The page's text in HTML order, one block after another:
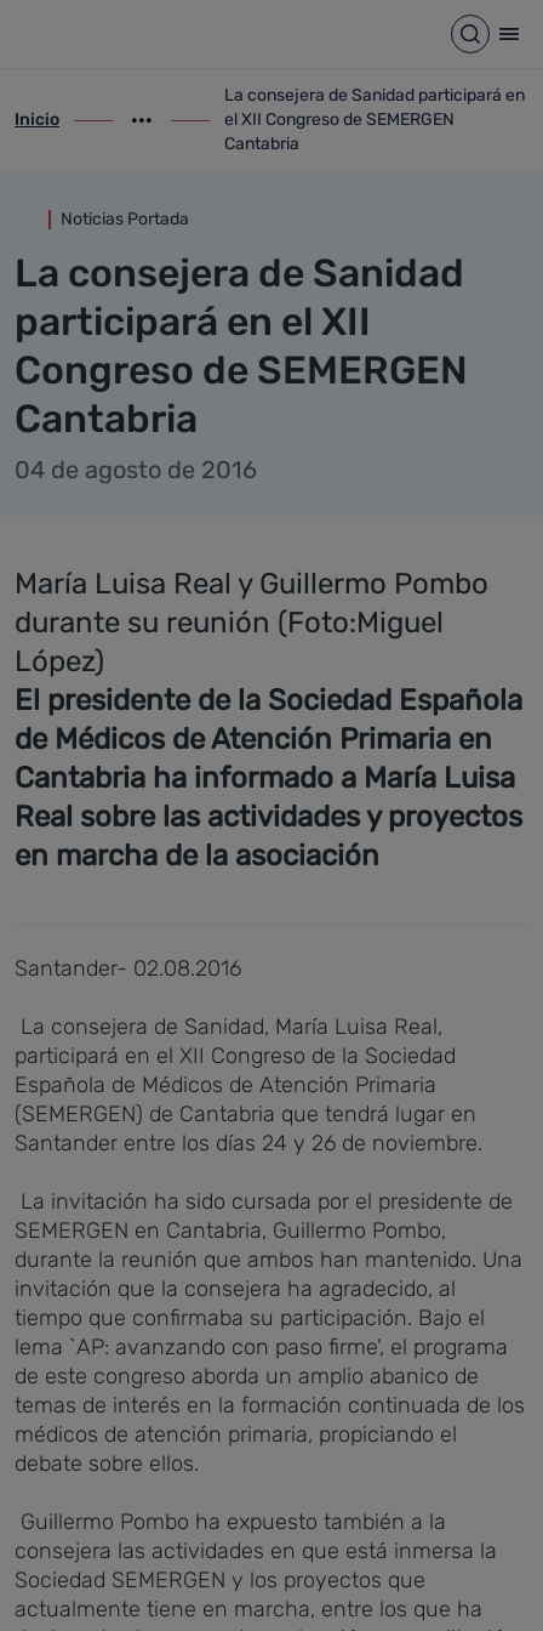
Abrir
ir-a inicio
Inicio
Mostrar opciones del camino de migas
ir-a La consejera de Sanidad participará
La consejera de Sanidad participará en
el XII Congreso de SEMERGEN
Cantabria
Noticias Portada
La consejera de Sanidad
participará en el XII
Congreso de SEMERGEN
Cantabria
04 de agosto de 2016
María Luisa Real y Guillermo Pombo
durante su reunión (Foto:Miguel
López)
El presidente de la Sociedad Española
de Médicos de Atención Primaria en
Cantabria ha informado a María Luisa
Real sobre las actividades y proyectos
en marcha de la asociación
Santander- 02.08.2016
La consejera de Sanidad, María Luisa Real,
participará en el XII Congreso de la Sociedad
Española de Médicos de Atención Primaria
(SEMERGEN) de Cantabria que tendrá lugar en
Santander entre los días 24 y 26 de noviembre.
La invitación ha sido cursada por el presidente de
SEMERGEN en Cantabria, Guillermo Pombo,
durante la reunión que ambos han mantenido. Una
invitación que la consejera ha agradecido, al
tiempo que confirmaba su participación. Bajo el
lema `AP: avanzando con paso firme', el programa
de este congreso aborda un amplio abanico de
temas de interés en la formación continuada de los
médicos de atención primaria, propiciando el
debate sobre ellos.
Guillermo Pombo ha expuesto también a la
consejera las actividades en que está inmersa la
Sociedad SEMERGEN y los proyectos que
actualmente tiene en marcha, entre los que ha